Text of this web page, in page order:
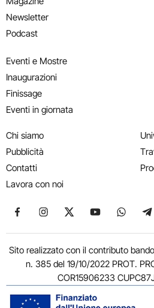
Newsletter
Podcast
Eventi e Mostre
Inaugurazioni
Finissage
Eventi in giornata
Chi siamo
Pubblicità
Contatti
Lavora con noi
Seguici su Facebook
Seguici su Instagram
Seguici su X
Seguici su
Seguici
Sito realizzato con il contributo
n. 385 del 19/10/2022 PROT.
COR15906233